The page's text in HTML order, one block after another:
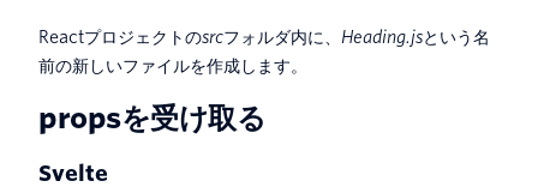
Reactプロジェクトのsrcフォルダ内に、 Heading.jsという名
前の新しいファイルを作成します。
propsを受け取る
Svelte